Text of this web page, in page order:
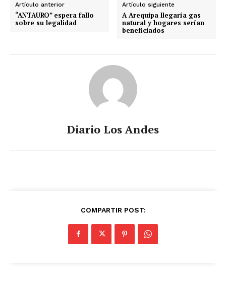
Artículo anterior
“ANTAURO” espera fallo
sobre su legalidad
Artículo siguiente
A Arequipa llegaría gas
natural y hogares serían
beneficiados
Diario Los Andes
COMPARTIR POST: